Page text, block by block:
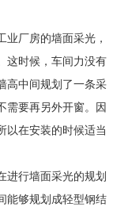
厂房的墙面采光，
这时候，车间力没有
高中间规划了一条采
需要再另外开窗。因
以在安装的时候适当
进行墙面采光的规划
能够规划成轻型钢结